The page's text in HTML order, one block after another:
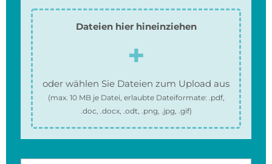
Dateien hier hineinziehen
oder wählen Sie Dateien zum Upload aus
(max. 10 MBje Datei, erlaubte Dateiformate: .pdf,
.doc, .docx, .odt, .png, .jpg, .gif)